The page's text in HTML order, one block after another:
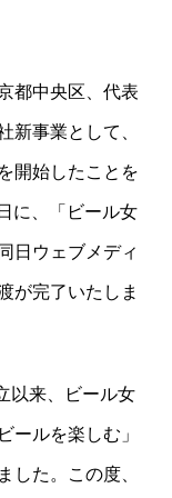
都中央区、代表
事業として、
開始したことを
に、「ビール女
日ウェブメディ
が完了いたしま
以来、ビール女
ールを楽しむ」
た。この度、